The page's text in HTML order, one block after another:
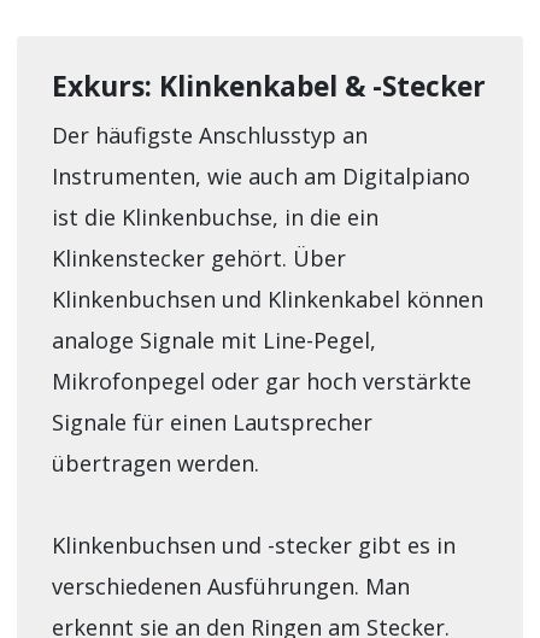
Exkurs: Klinkenkabel & -Stecker
Der häufigste Anschlusstyp an
Instrumenten, wie auch am Digitalpiano
ist die Klinkenbuchse, in die ein
Klinkenstecker gehört. Über
Klinkenbuchsen und Klinkenkabel können
analoge Signale mit Line-Pegel,
Mikrofonpegel oder gar hoch verstärkte
Signale für einen Lautsprecher
übertragen werden.
Klinkenbuchsen und -stecker gibt es in
verschiedenen Ausführungen. Man
erkennt sie an den Ringen am Stecker.